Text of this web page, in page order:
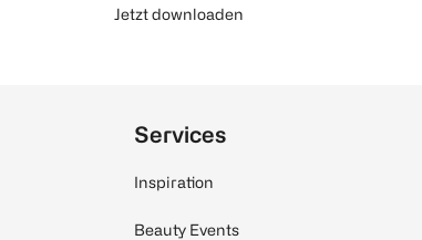
Jetzt downloaden
Services
Inspiration
Beauty Events